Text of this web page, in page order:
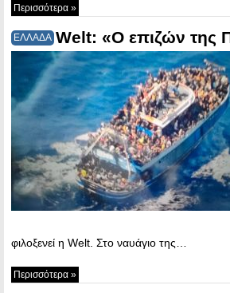
Περισσότερα »
ΕΛΛΑΔΑ Welt: «Ο επιζών της
φιλοξενεί η Welt. Στο ναυάγιο της…
Περισσότερα »